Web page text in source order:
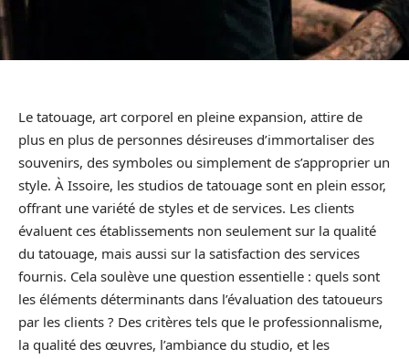
Le tatouage, art corporel en pleine expansion, attire de
plus en plus de personnes désireuses d’immortaliser des
souvenirs, des symboles ou simplement de s’approprier un
style. À Issoire, les studios de tatouage sont en plein essor,
offrant une variété de styles et de services. Les clients
évaluent ces établissements non seulement sur la qualité
du tatouage, mais aussi sur la satisfaction des services
fournis. Cela soulève une question essentielle : quels sont
les éléments déterminants dans l’évaluation des tatoueurs
par les clients ? Des critères tels que le professionnalisme,
la qualité des œuvres, l’ambiance du studio, et les